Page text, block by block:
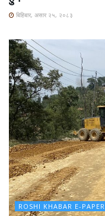
बिहिबार, असार २५, २०८३
ROSHI KHABAR E-PAPER